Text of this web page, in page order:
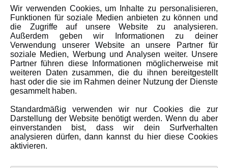
Newsletter
Über uns
Karriere
Amewi Kataloge
MEHR VON AMEWI
AMXRacing - Qualitäts RC-Zubehör
Amewi Construction - Nutzfahrzeuge
Malinos - Die kreative Seite von Amewi
Wir verwenden Cookies, um Inhalte zu personalisieren,
Funktionen für soziale Medien anbieten zu können und
die Zugriffe auf unsere Website zu analysieren.
Außerdem geben wir Informationen zu deiner
Verwendung unserer Website an unsere Partner für
soziale Medien, Werbung und Analysen weiter. Unsere
Partner führen diese Informationen möglicherweise mit
weiteren Daten zusammen, die du ihnen bereitgestellt
hast oder die sie im Rahmen deiner Nutzung der Dienste
gesammelt haben.
Standardmäßig verwenden wir nur Cookies die zur
Darstellung der Website benötigt werden. Wenn du aber
einverstanden bist, dass wir dein Surfverhalten
analysieren dürfen, dann kannst du hier diese Cookies
aktivieren.